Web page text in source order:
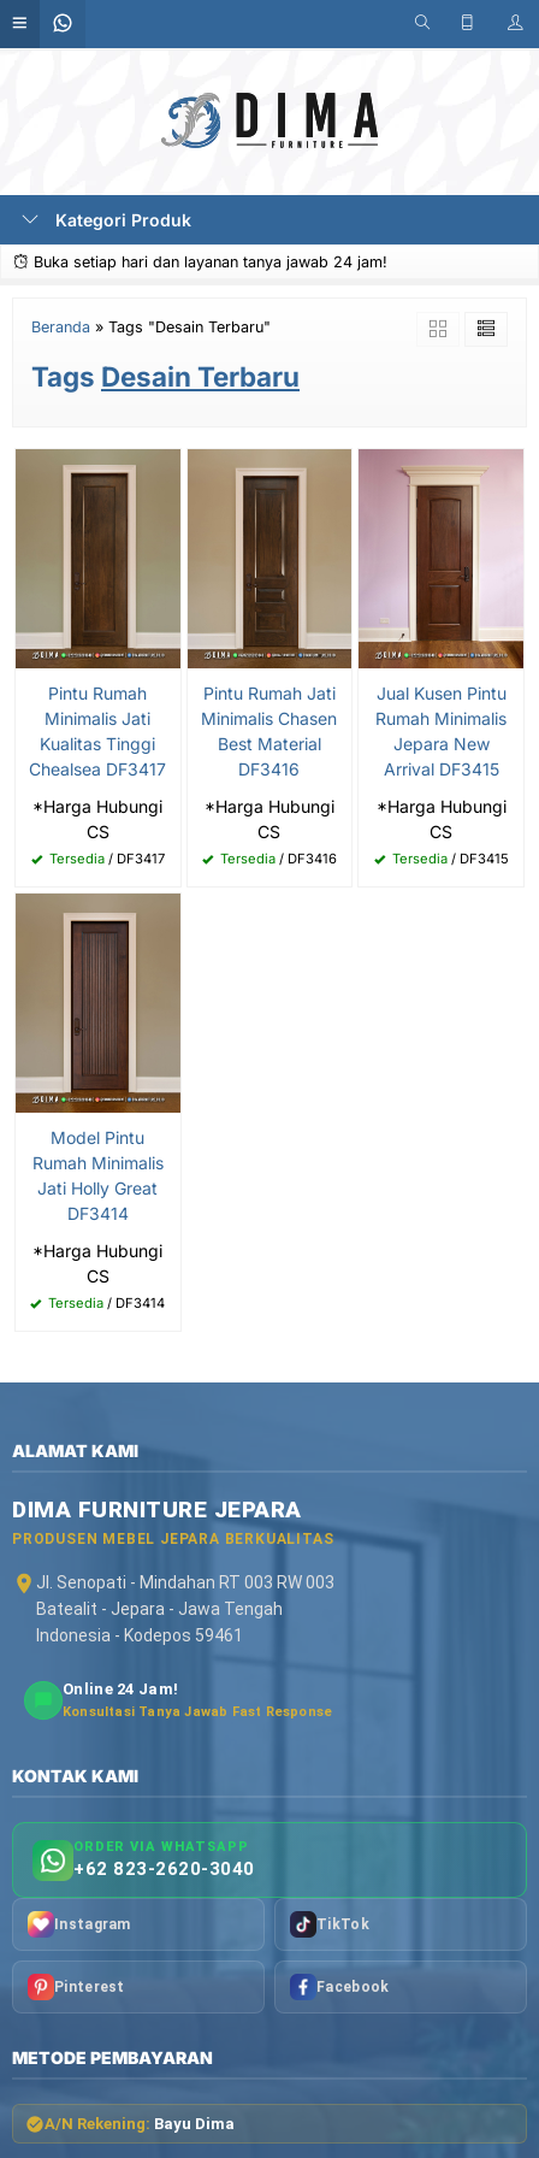
Kategori Produk
Buka setiap hari dan layanan tanya jawab 24 jam!
Beranda » Tags "Desain Terbaru"
Tags Desain Terbaru
Pintu Rumah
Minimalis Jati
Kualitas Tinggi
Chealsea DF3417
*Harga Hubungi
CS
Tersedia/ DF3417
Pintu Rumah Jati
Minimalis Chasen
Best Material
DF3416
*Harga Hubungi
CS
Tersedia/ DF3416
Jual Kusen Pintu
Rumah Minimalis
Jepara New
Arrival DF3415
*Harga Hubungi
CS
Tersedia/ DF3415
Model Pintu
Rumah Minimalis
Jati Holly Great
DF3414
*Harga Hubungi
CS
Tersedia / DF3414
ALAMAT KAMI
DIMA FURNITURE JEPARA
PRODUSEN MEBEL JEPARA BERKUALITAS
Jl. Senopati - Mindahan RT 003 RW 003
Batealit - Jepara - Jawa Tengah
Indonesia - Kodepos 59461
Online 24 Jam!
Konsultasi Tanya Jawab Fast Response
KONTAK KAMI
ORDER VIA WHATSAPP
+62 823-2620-3040
Instagram TikTok
Pinterest Facebook
METODE PEMBAYARAN
A/N Rekening: Bayu Dima